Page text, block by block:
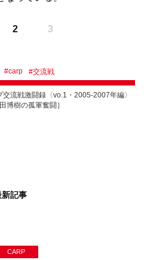
2 3
#carp #交流戦
交流戦激闘録〈vo.1・2005-2007年編〉
博樹の孤軍奮闘］
新記事
CARP